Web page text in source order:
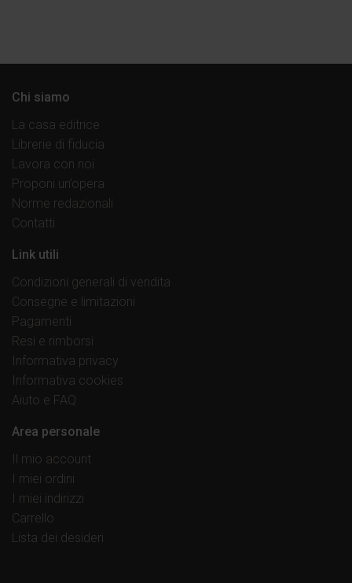
Chi siamo
La casa editrice
Librerie di fiducia
Lavora con noi
Proponi un’opera
Norme redazionali
Contatti
Link utili
Condizioni generali di vendita
Consegne e limitazioni
Pagamenti
Resi e rimborsi
Informativa privacy
Informativa cookies
Aiuto e FAQ
Area personale
Il mio account
I miei ordini
I miei indirizzi
Carrello
Lista dei desideri